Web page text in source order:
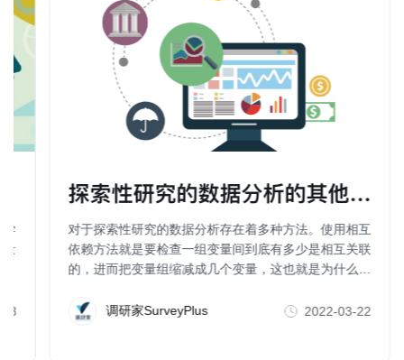
学
量
探索性研究的数据分析的其他方法（
对于探索性研究的数据分析存在着多种方法。使用相互
依赖方法就是要检查一组变量间到底有多少是相互关联
的，进而把变量组缩减成几个变量，这也就是为什么一
化方法。调研家SurveyPlus 2022-03-22